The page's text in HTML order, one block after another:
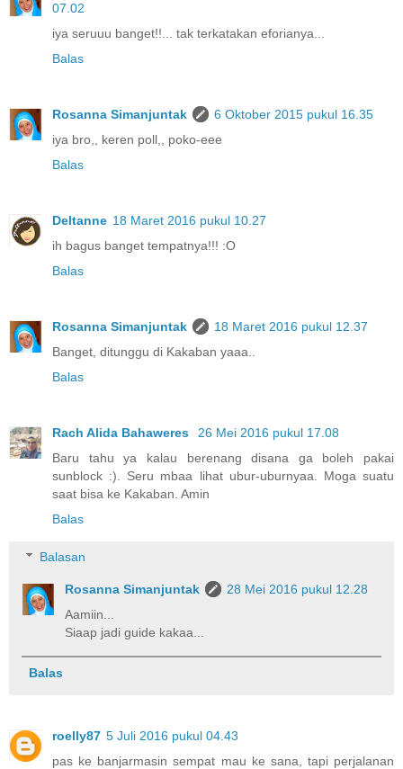
07.02
iya seruuu banget!!... tak terkatakan eforianya...
Balas
Rosanna Simanjuntak
6 Oktober 2015 pukul 16.35
iya bro,, keren poll,, poko-eee
Balas
Deltanne 18 Maret 2016 pukul 10.27
ih bagus banget tempatnya!!! :O
Balas
Rosanna Simanjuntak
18 Maret 2016 pukul 12.37
Banget, ditunggu di Kakaban yaaa..
Balas
Rach Alida Bahaweres
26 Mei 2016 pukul 17.08
Baru tahu ya kalau berenang disana ga boleh pakai
sunblock :). Seru mbaa lihat ubur-uburnyaa. Moga suatu
saat bisa ke Kakaban. Amin
Balas
Balasan
Rosanna Simanjuntak
28 Mei 2016 pukul 12.28
Aamiin...
Siaap jadi guide kakaa...
Balas
roelly87 5 Juli 2016 pukul 04.43
pas ke banjarmasin sempat mau ke sana, tapi perjalanan